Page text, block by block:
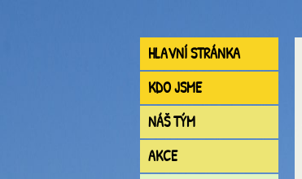
HLAVNÍ STRÁNKA
KDO JSME
NÁŠ TÝM
AKCE